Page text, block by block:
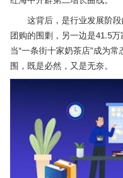
这背后，是行业发展阶段
团购的围剿，另一边是41.5万
当“一条街十家奶茶店”成为
围，既是必然，又是无奈。